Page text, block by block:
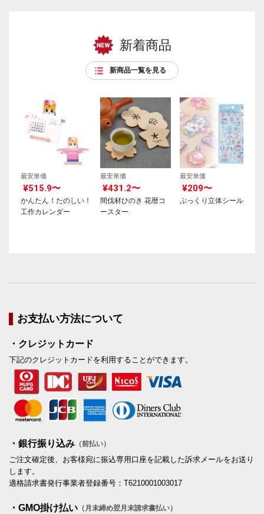
新着商品
新商品一覧を見る
最安単価
¥515.9〜
かんたん！たのしい！
工作カレンダー
最安単価
¥431.2〜
間伐材ひのき 花暦コ
ースター
最安単価
¥209〜
ぷっくり立体シール
お支払い方法について
・クレジットカード
下記のクレジットカードを利用することができます。
・銀行振り込み （前払い）
ご注文確定後、お客様宛に振込専用口座を記載した訴求メールをお送り
します。
適格請求書発行事業者登録番号：T6210001003017
・GMO掛け払い （月末締め翌月末請求書払い）